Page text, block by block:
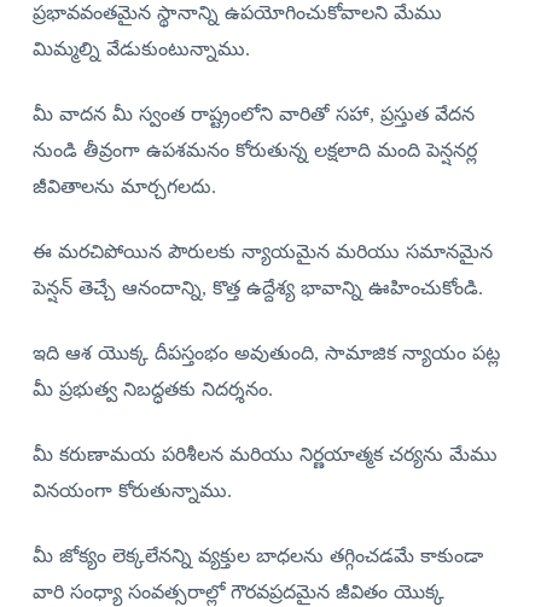
ప్రభావవంతమైన స్థానాన్ని ఉపయోగించుకోవాలని మేము
మిమ్మల్ని వేడుకుంటున్నాము.
మీ వాదన మీ స్వంత రాష్ట్రంలోని వారితో సహా, ప్రస్తుత వేదన
నుండి తీవ్రంగా ఉపశమనం కోరుతున్న లక్షలాది మంది పెన్షనర్ల
జీవితాలను మార్చగలదు.
ఈ మరచిపోయిన పౌరులకు న్యాయమైన మరియు సమానమైన
పెన్షన్ తెచ్చే ఆనందాన్ని, కొత్త ఉద్దేశ్య భావాన్ని ఊహించుకోండి.
ఇది ఆశ యొక్క దీపస్తంభం అవుతుంది, సామాజిక న్యాయం పట్ల
మీ ప్రభుత్వ నిబద్ధతకు నిదర్శనం.
మీ కరుణామయ పరిశీలన మరియు నిర్ణయాత్మక చర్యను మేము
వినయంగా కోరుతున్నాము.
మీ జోక్యం లెక్కలేనన్ని వ్యక్తుల బాధలను తగ్గించడమే కాకుండా
వారి సంధ్యా సంవత్సరాల్లో గౌరవప్రదమైన జీవితం యొక్క